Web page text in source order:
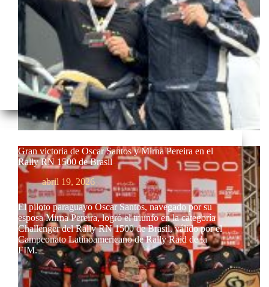
Gran victoria de Oscar Santos y Mirna Pereira en el
Rally RN 1500 de Brasil
abril 19, 2026
El piloto paraguayo Oscar Santos, navegado por su
esposa Mirna Pereira, logró el triunfo en la categoría
Challenger del Rally RN 1500 de Brasil, válido por el
Campeonato Latinoamericano de Rally Raid de la
FIM.